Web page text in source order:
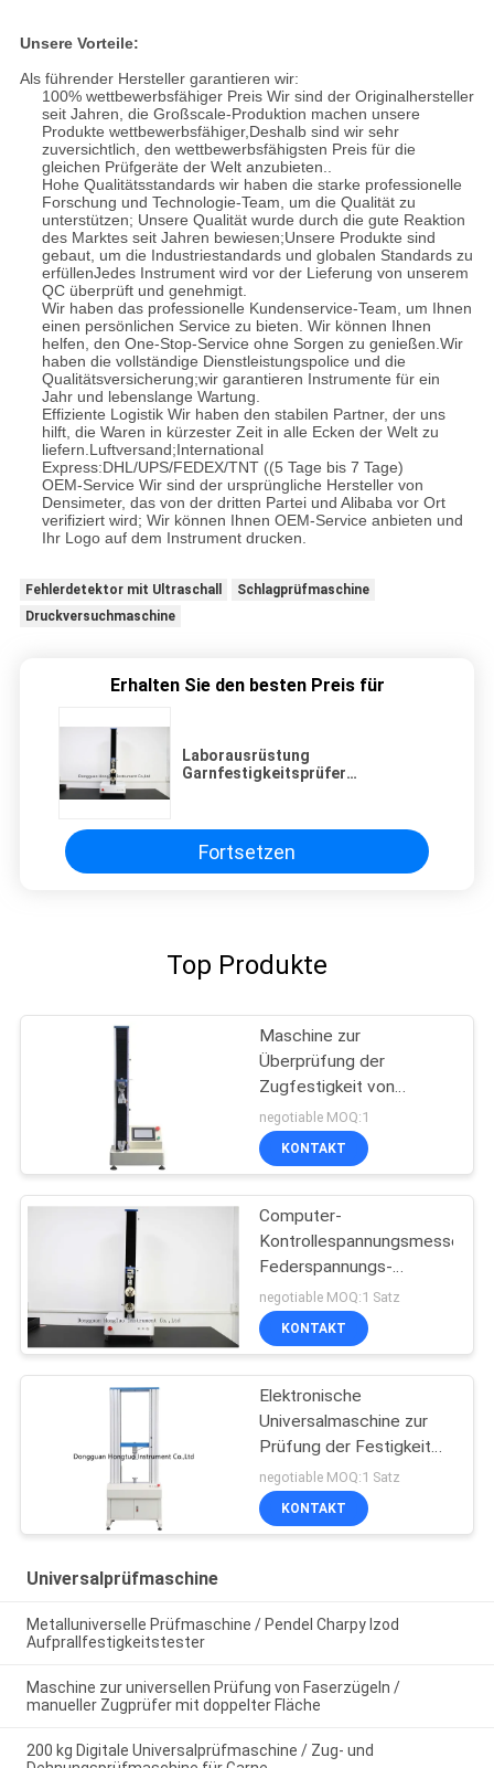
Unsere Vorteile:
Als führender Hersteller garantieren wir:
100% wettbewerbsfähiger Preis Wir sind der Originalhersteller
seit Jahren, die Großscale-Produktion machen unsere
Produkte wettbewerbsfähiger,Deshalb sind wir sehr
zuversichtlich, den wettbewerbsfähigsten Preis für die
gleichen Prüfgeräte der Welt anzubieten..
Hohe Qualitätsstandards wir haben die starke professionelle
Forschung und Technologie-Team, um die Qualität zu
unterstützen; Unsere Qualität wurde durch die gute Reaktion
des Marktes seit Jahren bewiesen;Unsere Produkte sind
gebaut, um die Industriestandards und globalen Standards zu
erfüllenJedes Instrument wird vor der Lieferung von unserem
QC überprüft und genehmigt.
Wir haben das professionelle Kundenservice-Team, um Ihnen
einen persönlichen Service zu bieten. Wir können Ihnen
helfen, den One-Stop-Service ohne Sorgen zu genießen.Wir
haben die vollständige Dienstleistungspolice und die
Qualitätsversicherung;wir garantieren Instrumente für ein
Jahr und lebenslange Wartung.
Effiziente Logistik Wir haben den stabilen Partner, der uns
hilft, die Waren in kürzester Zeit in alle Ecken der Welt zu
liefern.Luftversand;International
Express:DHL/UPS/FEDEX/TNT ((5 Tage bis 7 Tage)
OEM-Service Wir sind der ursprüngliche Hersteller von
Densimeter, das von der dritten Partei und Alibaba vor Ort
verifiziert wird; Wir können Ihnen OEM-Service anbieten und
Ihr Logo auf dem Instrument drucken.
Fehlerdetektor mit Ultraschall
Schlagprüfmaschine
Druckversuchmaschine
Erhalten Sie den besten Preis für
Laborausrüstung
Garnfestigkeitsprüfer
Fortsetzen
Top Produkte
Maschine zur
Überprüfung der
Zugfestigkeit von
Chirurgischen Masken
500N Touchscreen-
Steuerung
negotiable MOQ:1
KONTAKT
Computer-
Kontrollespannungsmesser-
Federspannungs-
Gewebe-dehnbarer
Lukas
negotiable MOQ:1 Satz
KONTAKT
Elektronische
Universalmaschine zur
Prüfung der Festigkeit
von Material
negotiable MOQ:1 Satz
KONTAKT
Universalprüfmaschine
Metalluniverselle Prüfmaschine / Pendel Charpy Izod
Aufprallfestigkeitstester
Maschine zur universellen Prüfung von Faserzügeln /
manueller Zugprüfer mit doppelter Fläche
200 kg Digitale Universalprüfmaschine / Zug- und